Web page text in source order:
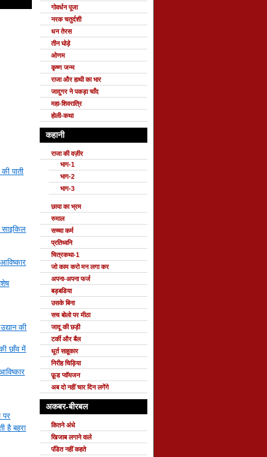
पाती
की
छाँव में
पर
है बहरा
गोवर्धन पूजा
नरक चतुर्दशी
धन तेरस
तीन घोड़े
ओणम
कृष्ण जन्म
राजा और हाथी का भार
जादुगर ने पकड़ा चाँद
महा-शिवरात्रि
होली-कथा
कहानी
राजा की वज़ीर
भाग-1
भाग-2
भाग-3
छाया का भ्रम
रुमाल
सच्चा कर्म
प्रतिध्वनि
चित्रकथा-1
जो काम करो मन लगा कर
अपना-अपना फर्ज
बड़बडिया
उसके बिना
सच बोलो पर मीठा
जादू की छड़ी
टर्की और बैल
धूर्त साहूकार
निरीह चिड़िया
फ़ूड प्वॉयजन
अब दो नहीं चार दिन लगेंगे
अकबर-बीरबल
कितने अंधे
खिजाब लगाने वाले
पंडित नहीं कहते